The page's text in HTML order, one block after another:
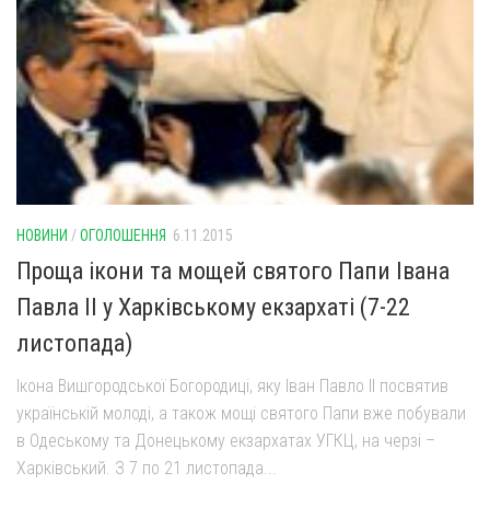
Комісія у справах родини
Комісія з питань душпастирства охорони здоров’я
Спільноти
Квіти Слобожанщини
Харківщина
Оголошення
Трансляції
НОВИНИ /ОГОЛОШЕННЯ 6.11.2015
Проща ікони та мощей святого Папи Івана
Павла ІІ у Харківському екзархаті (7-22
листопада)
Ікона Вишгородської Богородиці, яку Іван Павло ІІ посвятив
українській молоді, а також мощі святого Папи вже побували
в Одеському та Донецькому екзархатах УГКЦ, на черзі –
Харківський. З 7 по 21 листопада...